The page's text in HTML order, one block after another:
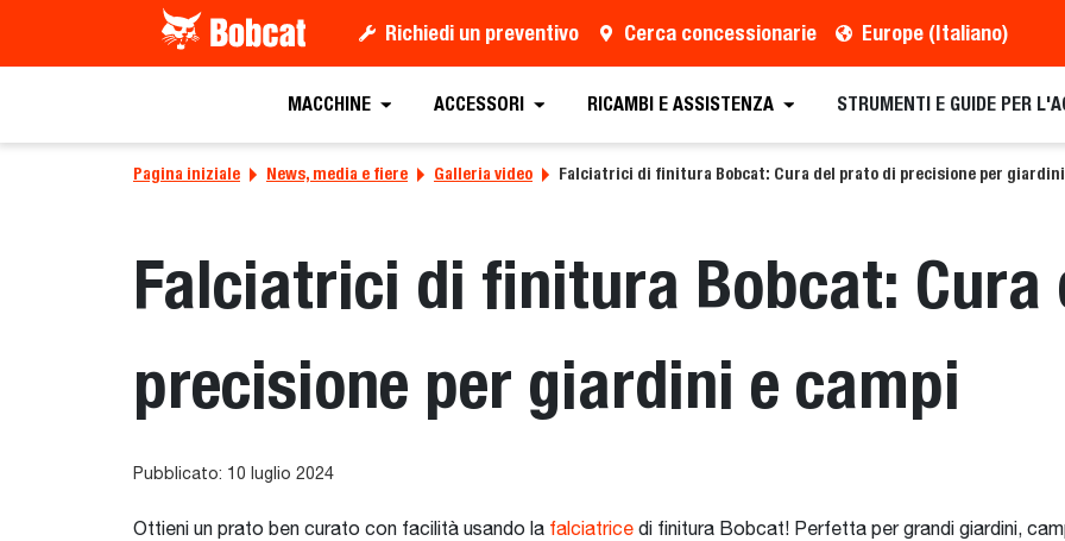
Richiedi un preventivo Cerca concessionarie Europe (Italiano)
MACCHINE ACCESSORI RICAMBI E ASSISTENZA STRUMENTI E GUIDE PER
Pagina iniziale News, media e fiere Galleria video Falciatrici di finitura Bobcat: Cura del prato di precisione per giardini
Falciatrici di finitura Bobcat: Cura
precisione per giardini e campi
Pubblicato: 10 luglio 2024
Ottieni un prato ben curato con facilità usando la falciatrice di finitura Bobcat! Perfetta per grandi giardini,